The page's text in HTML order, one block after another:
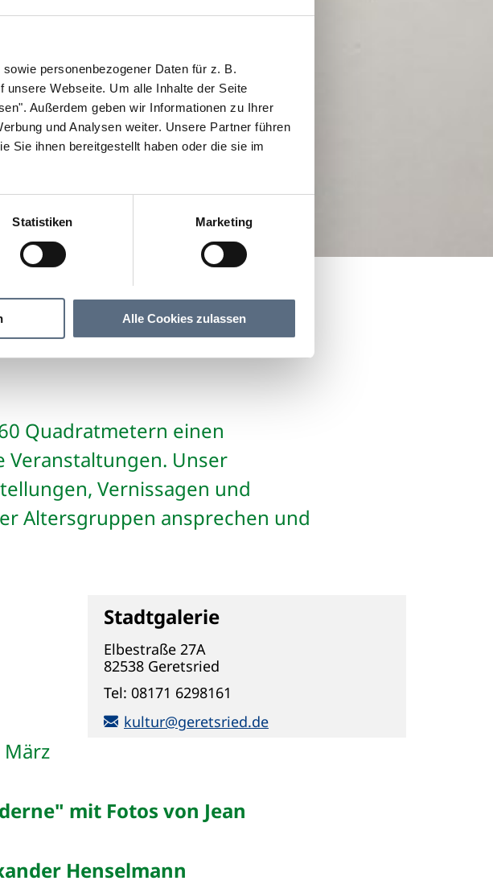
personenbezogener Daten für z. B.
unsere Webseite. Um alle Inhalte der Seite
Außerdem geben wir Informationen zu Ihrer
und Analysen weiter. Unsere Partner führen
Sie ihnen bereitgestellt haben oder die sie im
Statistiken Marketing
Alle Cookies zulassen
Quadratmetern einen
Unser
Vernissagen und
Altersgruppen ansprechen und
Stadtgalerie
Elbestraße 27A
82538 Geretsried
Tel: 08171 6298161
kultur@geretsried.de
März
mit Fotos von Jean
Henselmann